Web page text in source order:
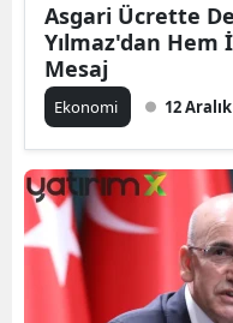
Asgari Ücrette
Yılmaz'dan Hem
Mesaj
Ekonomi 12